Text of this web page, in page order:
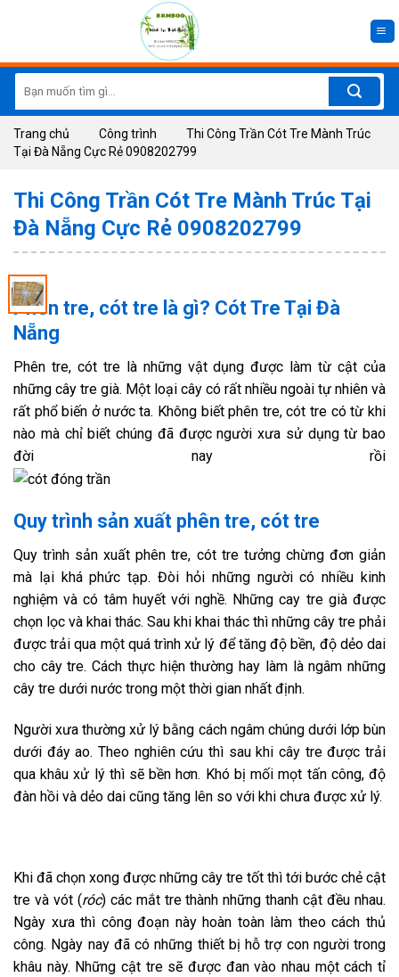
for:
Trang chủ Công trình
Thi Công Trần Cót Tre Mành Trúc
Tại Đà Nẵng Cực Rẻ 0908202799
Thi Công Trần Cót Tre Mành Trúc Tại
Đà Nẵng Cực Rẻ 0908202799
Phên tre, cót tre là gì? Cót Tre Tại Đà
Nẵng
Phên tre, cót tre là những vật dụng được làm từ cật của
những cây tre già. Một loại cây có rất nhiều ngoài tự nhiên và
rất phổ biến ở nước ta. Không biết phên tre, cót tre có từ khi
nào mà chỉ biết chúng đã được người xưa sử dụng từ bao
đời nay rồi
Quy trình sản xuất phên tre, cót tre
Quy trình sản xuất phên tre, cót tre tưởng chừng đơn giản
mà lại khá phức tạp. Đòi hỏi những người có nhiều kinh
nghiệm và có tâm huyết với nghề. Những cay tre già được
chọn lọc và khai thác. Sau khi khai thác thì những cây tre phải
được trải qua một quá trình xử lý để tăng độ bền, độ dẻo dai
cho cây tre. Cách thực hiện thường hay làm là ngâm những
cây tre dưới nước trong một thời gian nhất định.
Người xưa thường xử lý bằng cách ngâm chúng dưới lớp bùn
dưới đáy ao. Theo nghiên cứu thì sau khi cây tre được trải
qua khâu xử lý thì sẽ bền hơn. Khó bị mối mọt tấn công, độ
đàn hồi và dẻo dai cũng tăng lên so với khi chưa được xử lý.
Khi đã chọn xong được những cây tre tốt thì tới bước chẻ cật
tre và vót (róc) các mắt tre thành những thanh cật đều nhau.
Ngày xưa thì công đoạn này hoàn toàn làm theo cách thủ
công. Ngày nay đã có những thiết bị hỗ trợ con người trong
khâu này. Những cật tre sẽ được đan vào nhau một cách tỉ